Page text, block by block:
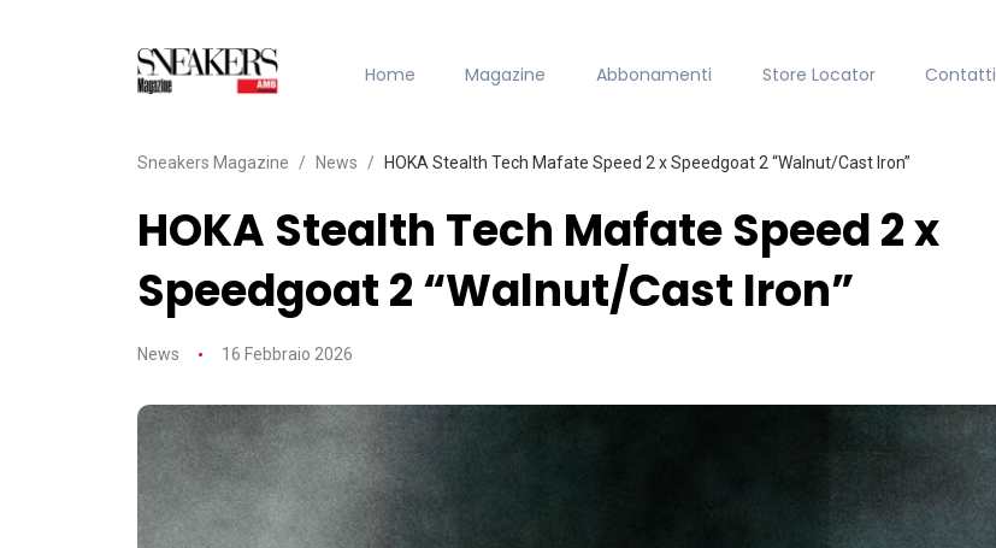
Home Magazine Abbonamenti Store Locator Contatti
Sneakers Magazine News HOKA Stealth Tech Mafate Speed 2 x Speedgoat 2 “Walnut/Cast Iron”
HOKA Stealth Tech Mafate Speed 2 x
Speedgoat 2 “Walnut/Cast Iron”
News 16 Febbraio 2026